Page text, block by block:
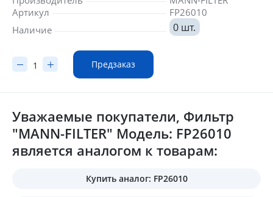
Артикул
FP26010
Наличие
0 шт.
Предзаказ
Уважаемые покупатели, Фильтр
"MANN-FILTER" Модель: FP26010
является аналогом к товарам:
Купить аналог: FP26010